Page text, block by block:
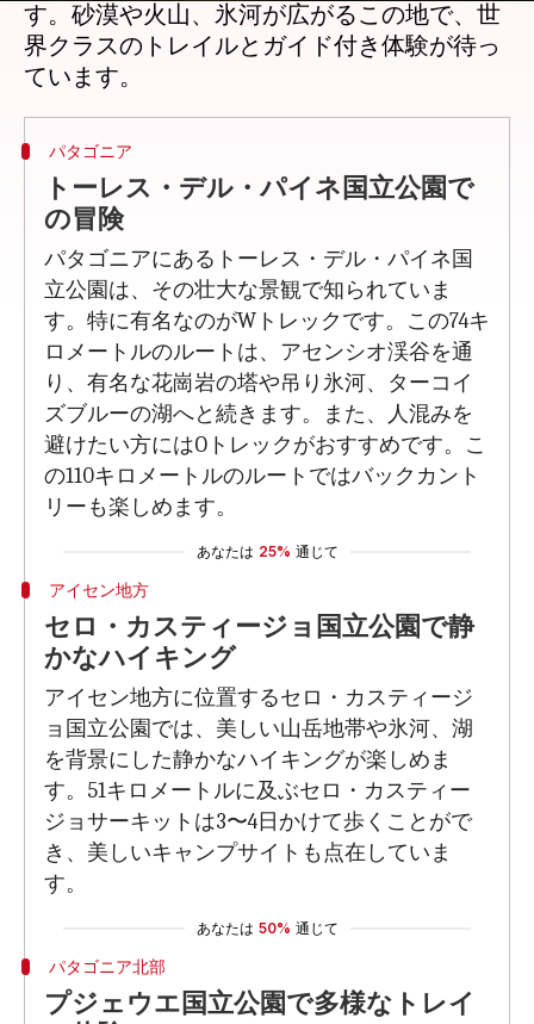
す。砂漠や火山、氷河が広がるこの地で、世
界クラスのトレイルとガイド付き体験が待っ
パタゴニア
トーレス・デル・パイネ国立公園で
の冒険
パタゴニアにあるトーレス・デル・パイネ国
立公園は、その壮大な景観で知られていま
す。特に有名なのがWトレックです。この74キ
ロメートルのルートは、アセンシオ渓谷を通
り、有名な花崗岩の塔や吊り氷河、ターコイ
ズブルーの湖へと続きます。また、人混みを
避けたい方にはOトレックがおすすめです。こ
の110キロメートルのルートではバックカント
リーも楽しめます。
あなたは 25% 通じて
アイセン地方
セロ・カスティージョ国立公園で静
かなハイキング
アイセン地方に位置するセロ・カスティージ
ョ国立公園では、美しい山岳地帯や氷河、湖
を背景にした静かなハイキングが楽しめま
す。51キロメートルに及ぶセロ・カスティー
ジョサーキットは3〜4日かけて歩くことがで
き、美しいキャンプサイトも点在していま
す。
あなたは 50% 通じて
パタゴニア北部
プジェウエ国立公園で多様なトレイ